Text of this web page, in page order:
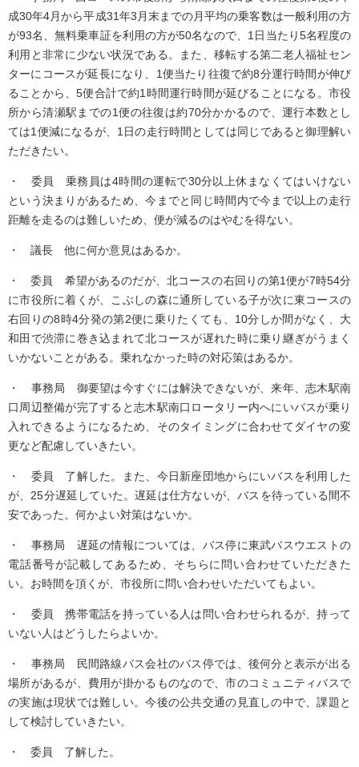
成30年4月から平成31年3月末までの月平均の乗客数は一般利用の方
が93名、無料乗車証を利用の方が50名なので、1日当たり5名程度の
利用と非常に少ない状況である。また、移転する第二老人福祉セン
ターにコースが延長になり、1便当たり往復で約8分運行時間が伸び
ることから、5便合計で約1時間運行時間が延びることになる。市役
所から清瀬駅までの1便の往復は約70分かかるので、運行本数とし
ては1便減になるが、1日の走行時間としては同じであると御理解い
ただきたい。
・ 委員 乗務員は4時間の運転で30分以上休まなくてはいけない
という決まりがあるため、今までと同じ時間内で今まで以上の走行
距離を走るのは難しいため、便が減るのはやむを得ない。
・ 議長 他に何か意見はあるか。
・ 委員 希望があるのだが、北コースの右回りの第1便が7時54分
に市役所に着くが、こぶしの森に通所している子が次に東コースの
右回りの8時4分発の第2便に乗りたくても、10分しか間がなく、大
和田で渋滞に巻き込まれて北コースが遅れた時に乗り継ぎがうまく
いかないことがある。乗れなかった時の対応策はあるか。
・ 事務局 御要望は今すぐには解決できないが、来年、志木駅南
口周辺整備が完了すると志木駅南口ロータリー内へにいバスが乗り
入れできるようになるため、そのタイミングに合わせてダイヤの変
更など配慮していきたい。
・ 委員 了解した。また、今日新座団地からにいバスを利用した
が、25分遅延していた。遅延は仕方ないが、バスを待っている間不
安であった。何かよい対策はないか。
・ 事務局 遅延の情報については、バス停に東武バスウエストの
電話番号が記載してあるため、そちらに問い合わせていただきた
い。お時間を頂くが、市役所に問い合わせいただいてもよい。
・ 委員 携帯電話を持っている人は問い合わせられるが、持って
いない人はどうしたらよいか。
・ 事務局 民間路線バス会社のバス停では、後何分と表示が出る
場所があるが、費用が掛かるものなので、市のコミュニティバスで
の実施は現状では難しい。今後の公共交通の見直しの中で、課題と
して検討していきたい。
・ 委員 了解した。